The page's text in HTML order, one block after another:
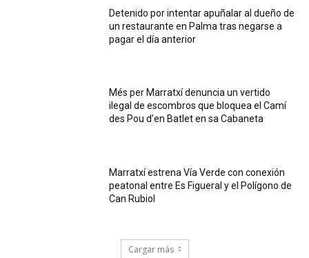
Detenido por intentar apuñalar al dueño de
un restaurante en Palma tras negarse a
pagar el día anterior
Més per Marratxí denuncia un vertido
ilegal de escombros que bloquea el Camí
des Pou d’en Batlet en sa Cabaneta
Marratxí estrena Vía Verde con conexión
peatonal entre Es Figueral y el Polígono de
Can Rubiol
Cargar más